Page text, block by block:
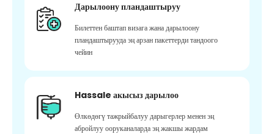
Дарылоону пландаштыруу
Билеттен баштап визага жана дарылоону
пландаштырууда эң арзан пакеттерди тандоого
чейин
Hassale акысыз дарылоо
Өлкөдөгү тажрыйбалуу дарыгерлер менен эң
абройлуу ооруканаларда эң жакшы жардам